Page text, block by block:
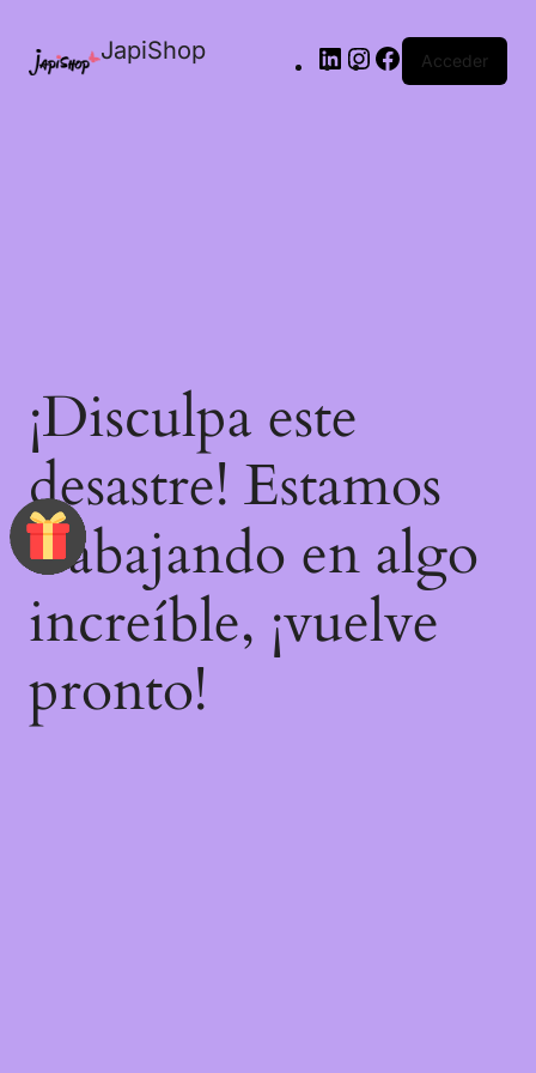
JapiShop Acceder
¡Disculpa este
desastre! Estamos
trabajando en algo
increíble, ¡vuelve
pronto!